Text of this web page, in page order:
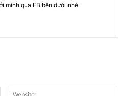
mình qua FB bên dưới nhé
Email:*